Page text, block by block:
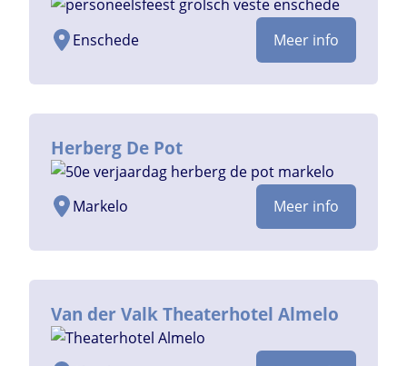
Enschede Meer info
Herberg De Pot
Markelo Meer info
Van der Valk Theaterhotel Almelo